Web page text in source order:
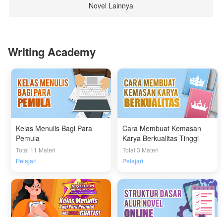
Novel Lainnya
Writing Academy
Kelas Menulis Bagi Para
Pemula
Total 11 Materi
Pelajari
Cara Membuat Kemasan
Karya Berkualitas Tinggi
Total 3 Materi
Pelajari